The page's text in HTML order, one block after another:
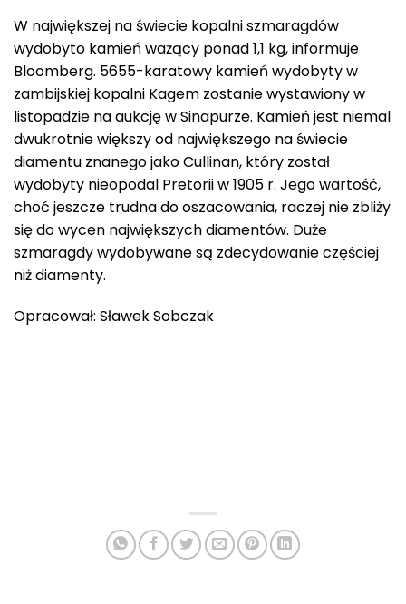
W największej na świecie kopalni szmaragdów
wydobyto kamień ważący ponad 1,1 kg, informuje
Bloomberg. 5655-karatowy kamień wydobyty w
zambijskiej kopalni Kagem zostanie wystawiony w
listopadzie na aukcję w Sinapurze. Kamień jest niemal
dwukrotnie większy od największego na świecie
diamentu znanego jako Cullinan, który został
wydobyty nieopodal Pretorii w 1905 r. Jego wartość,
choć jeszcze trudna do oszacowania, raczej nie zbliży
się do wycen największych diamentów. Duże
szmaragdy wydobywane są zdecydowanie częściej
niż diamenty.
Opracował: Sławek Sobczak